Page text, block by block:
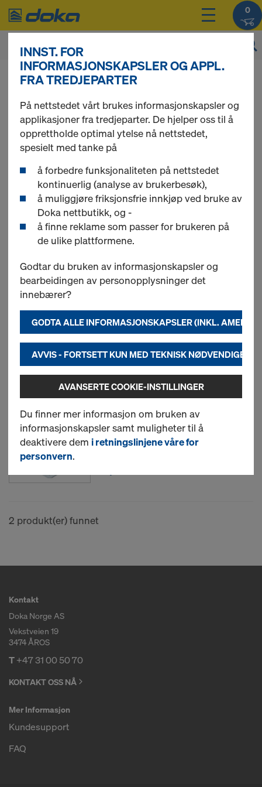
0
Du kan se produktprisene dine etter
Dekkestøtte Eurex
eco
2 produkt(er) funnet
Vanligste søk
eco
Ny
Dekkestøtteforlenger
0,50m
Art.nr.586011000
2 produkt(er) funnet
Kontakt
Doka Norge AS
Vekstveien 19
3474 ÅROS
T+47 31 00 50 70
KONTAKT OSS NÅ
Mer Informasjon
Kundesupport
FAQ
INNST. FOR
INFORMASJONSKAPSLER OG APPL.
FRA TREDJEPARTER
På nettstedet vårt brukes informasjonskapsler og
applikasjoner fra tredjeparter. De hjelper oss til å
opprettholde optimal ytelse nå nettstedet,
spesielt med tanke på
å forbedre funksjonaliteten på nettstedet
kontinuerlig (analyse av brukerbesøk),
å muliggjøre friksjonsfrie innkjøp ved bruke av
Doka nettbutikk, og -
å finne reklame som passer for brukeren på
de ulike plattformene.
Godtar du bruken av informasjonskapsler og
bearbeidingen av personopplysninger det
innebærer?
GODTA ALLE INFORMASJONSKAPSLER (INKL.
AVVIS - FORTSETT KUN MED TEKNISK NØDVENDIGE
AVANSERTE COOKIE-INSTILLINGER
Du finner mer informasjon om bruken av
informasjonskapsler samt muligheter til å
deaktivere dem i retningslinjene våre for
personvern.